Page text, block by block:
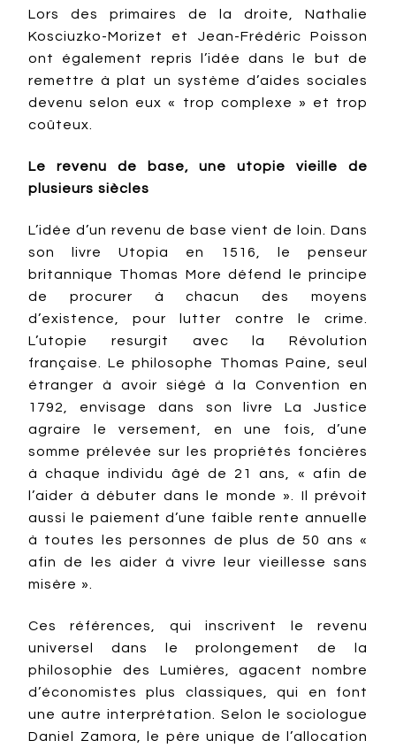
Lors des primaires de la droite, Nathalie
Kosciuzko-Morizet et Jean-Frédéric Poisson
ont également repris l’idée dans le but de
remettre à plat un système d’aides sociales
devenu selon eux « trop complexe » et trop
coûteux.
Le revenu de base, une utopie vieille de
plusieurs siècles
L’idée d’un revenu de base vient de loin. Dans
son livre Utopia en 1516, le penseur
britannique Thomas More défend le principe
de procurer à chacun des moyens
d’existence, pour lutter contre le crime.
L’utopie resurgit avec la Révolution
française. Le philosophe Thomas Paine, seul
étranger à avoir siégé à la Convention en
1792, envisage dans son livre La Justice
agraire le versement, en une fois, d’une
somme prélevée sur les propriétés foncières
à chaque individu âgé de 21 ans, « afin de
l’aider à débuter dans le monde ». Il prévoit
aussi le paiement d’une faible rente annuelle
à toutes les personnes de plus de 50 ans «
afin de les aider à vivre leur vieillesse sans
misère ».
Ces références, qui inscrivent le revenu
universel dans le prolongement de la
philosophie des Lumières, agacent nombre
d’économistes plus classiques, qui en font
une autre interprétation. Selon le sociologue
Daniel Zamora, le père unique de l’allocation